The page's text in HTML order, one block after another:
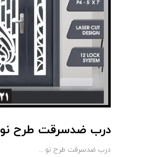
درب ضدسرقت طرح نو
درب ضدسرقت طرح نو ...